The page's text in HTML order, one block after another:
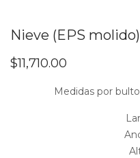
Nieve (EPS molido)
$11,710.00
Medidas por